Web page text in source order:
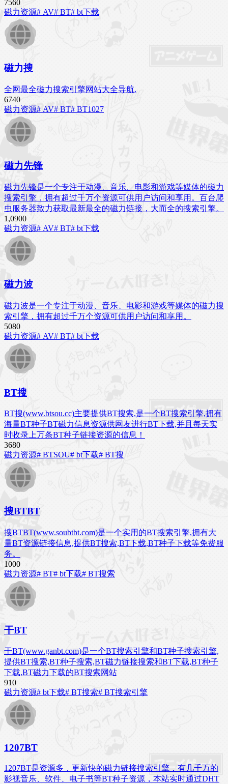
7560
磁力资源# AV# BT# bt下载
磁力搜
全网最全磁力搜索引擎网站大全导航.
6740
磁力资源# AV# BT# BT1027
磁力先锋
磁力先锋是一个专注于动漫、音乐、电影和游戏等媒体的磁力
搜索引擎，拥有超过千万个资源可供用户访问和享用。百台爬
虫服务器致力获取最新最全的磁力链接，大而全的搜索引擎。
1,0900
磁力资源# AV# BT# bt下载
磁力波
磁力波是一个专注于动漫、音乐、电影和游戏等媒体的磁力搜
索引擎，拥有超过千万个资源可供用户访问和享用。
5080
磁力资源# AV# BT# bt下载
BT搜
BT搜(www.btsou.cc)主要提供BT搜索,是一个BT搜索引擎,拥有
海量BT种子BT磁力信息资源供网友进行BT下载,并且每天实
时收录上万条BT种子链接资源的信息！
3680
磁力资源# BTSOU# bt下载# BT搜
搜BTBT
搜BTBT(www.soubtbt.com)是一个实用的BT搜索引擎,拥有大
量BT资源链接信息,提供BT搜索,BT下载,BT种子下载等免费服
务。
1000
磁力资源# BT# bt下载# BT搜索
干BT
干BT(www.ganbt.com)是一个BT搜索引擎和BT种子搜索引擎,
提供BT搜索,BT种子搜索,BT磁力链接搜索和BT下载,BT种子
下载,BT磁力下载的BT搜索网站
910
磁力资源# bt下载# BT搜索# BT搜索引擎
1207BT
1207BT是资源多，更新快的磁力链接搜索引擎，有几千万的
影视音乐、软件、电子书等BT种子资源，本站实时通过DHT